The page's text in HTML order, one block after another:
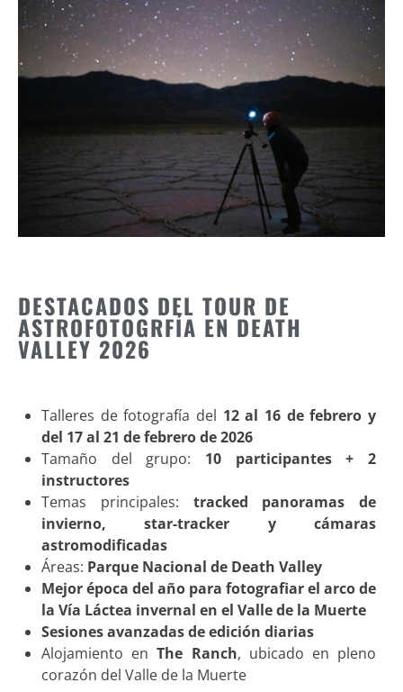
DESTACADOS DEL TOUR DE
ASTROFOTOGRFÍA EN DEATH
VALLEY 2026
Talleres de fotografía del 12 al 16 de febrero y
del 17 al 21 de febrero de 2026
Tamaño del grupo: 10 participantes + 2
instructores
Temas principales: tracked panoramas de
invierno, star-tracker y cámaras
astromodificadas
Áreas: Parque Nacional de Death Valley
Mejor época del año para fotografiar el arco de
la Vía Láctea invernal en el Valle de la Muerte
Sesiones avanzadas de edición diarias
Alojamiento enThe Ranch, ubicado en pleno
corazón del Valle de la Muerte